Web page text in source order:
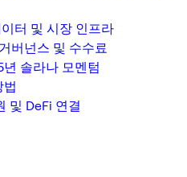
터 및 시장 인프라
버넌스 및 수수료
솔라나 모멘텀
법
및 DeFi 연결